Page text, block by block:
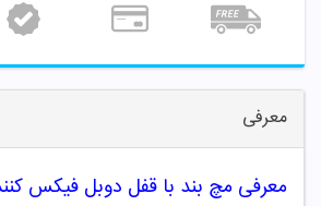
معرفی
معرفی مچ بند با قفل دوبل فیکس